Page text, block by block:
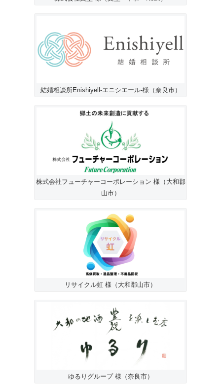
結婚相談所Enishiyell-エニシエール-様（奈良市）
株式会社フューチャーコーポレーション 様（大和郡
山市）
リサイクル虹 様（大和郡山市）
ゆるりグループ 様（奈良市）